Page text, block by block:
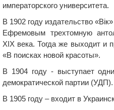
императорского университета.
В 1902 году издательство
Ефремовым трехтомную
XIX века. Тогда же выходит и
«В поисках новой красоты».
В 1904 году - выступает
демократической партии (УДП).
В 1905 году – входит в